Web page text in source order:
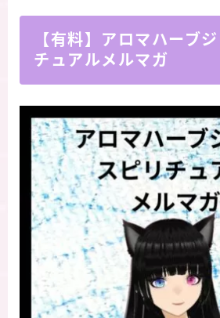
【有料】アロマハーブ
チュアルメルマガ